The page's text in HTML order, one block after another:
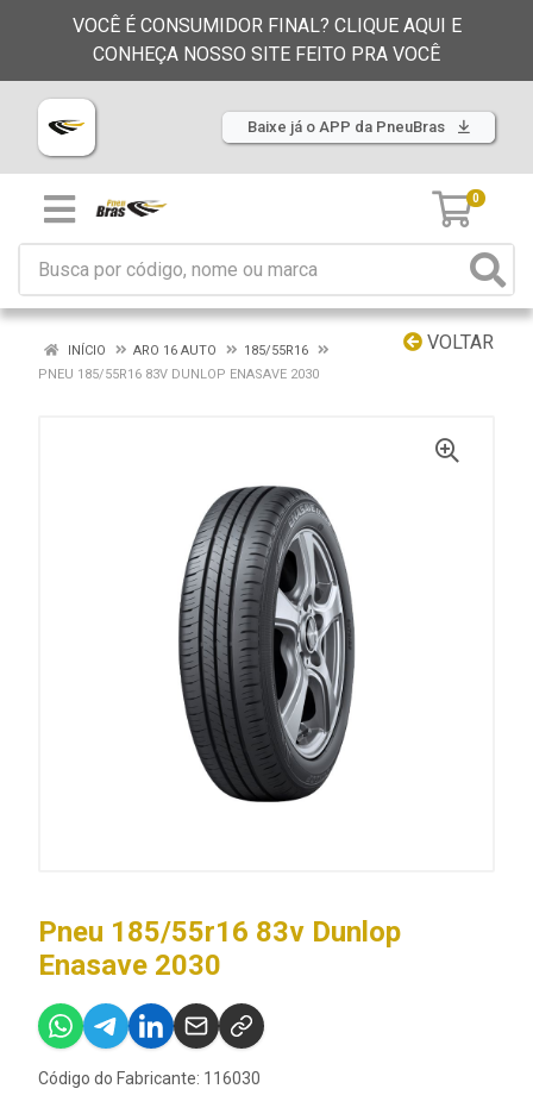
VOCÊ É CONSUMIDOR FINAL? CLIQUE AQUI E
CONHEÇA NOSSO SITE FEITO PRA VOCÊ
Baixe já o APP da PneuBras
0
VOLTAR
INÍCIO ARO 16 AUTO
185/55R16
PNEU 185/55R16 83V DUNLOP ENASAVE 2030
Pneu 185/55r16 83v Dunlop
Enasave 2030
Código do Fabricante: 116030